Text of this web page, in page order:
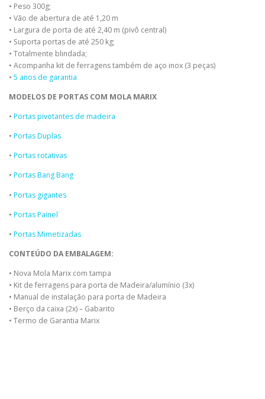
• Peso 300g;
• Vão de abertura de até 1,20 m
• Largura de porta de até 2,40 m (pivô central)
• Suporta portas de até 250 kg;
• Totalmente blindada;
• Acompanha kit de ferragens também de aço inox (3 peças)
• 5 anos de garantia
MODELOS DE PORTAS COM MOLA MARIX
• Portas pivotantes de madeira
• Portas Duplas
• Portas rotativas
• Portas Bang Bang
• Portas gigantes
• Portas Painel
• Portas Mimetizadas
CONTEÚDO DA EMBALAGEM:
• Nova Mola Marix com tampa
• Kit de ferragens para porta de Madeira/alumínio (3x)
• Manual de instalação para porta de Madeira
• Berço da caixa (2x) – Gabarito
• Termo de Garantia Marix